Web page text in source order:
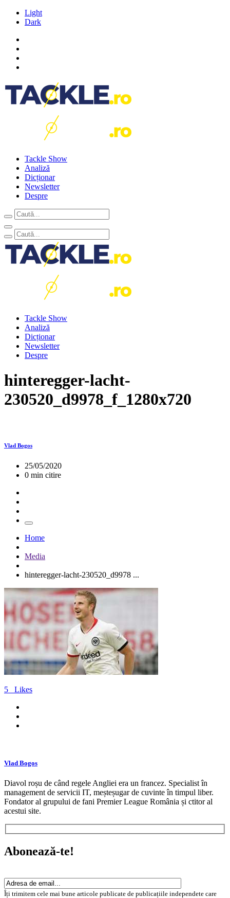
Light
Dark
Tackle Show
Analiză
Dicționar
Newsletter
Despre
Tackle Show
Analiză
Dicționar
Newsletter
Despre
hinteregger-lacht-
230520_d9978_f_1280x720
Vlad Bogos
25/05/2020
0 min citire
Home
Media
hinteregger-lacht-230520_d9978 ...
5 Likes
Vlad Bogos
Diavol roșu de când regele Angliei era un francez. Specialist în
management de servicii IT, meșteșugar de cuvinte în timpul liber.
Fondator al grupului de fani Premier League România și ctitor al
acestui site.
Abonează-te!
Îți trimitem cele mai bune articole publicate de publicațiile independete care